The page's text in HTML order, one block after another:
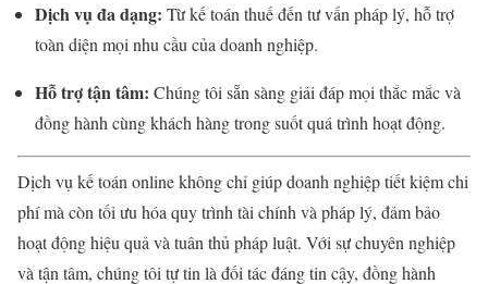
Dịch vụ đa dạng: Từ kế toán thuế đến tư vấn pháp lý, hỗ trợ
toàn diện mọi nhu cầu của doanh nghiệp.
Hỗ trợ tận tâm: Chúng tôi sẵn sàng giải đáp mọi thắc mắc và
đồng hành cùng khách hàng trong suốt quá trình hoạt động.
Dịch vụ kế toán online không chỉ giúp doanh nghiệp tiết kiệm chi
phí mà còn tối ưu hóa quy trình tài chính và pháp lý, đảm bảo
hoạt động hiệu quả và tuân thủ pháp luật. Với sự chuyên nghiệp
và tận tâm, chúng tôi tự tin là đối tác đáng tin cậy, đồng hành